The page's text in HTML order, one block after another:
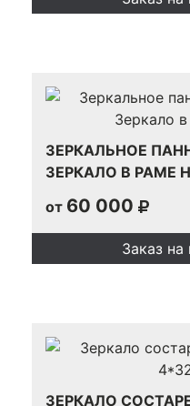
ЗЕРКАЛЬНОЕ
ЗЕРКАЛО В РАМЕ
от 60 000
Заказ на
ЗЕРКАЛО